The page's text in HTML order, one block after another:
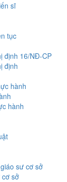
sĩ
tục
định 16/NĐ-CP
định
hành
hành
sư cơ sở
cơ sở